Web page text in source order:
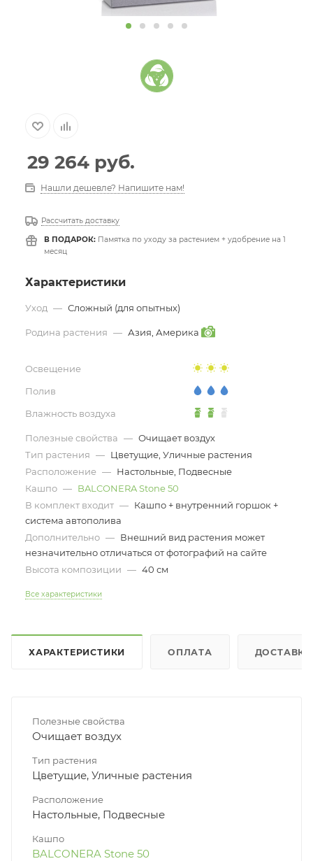
29 264 руб.
Нашли дешевле? Напишите нам!
Рассчитать доставку
В ПОДАРОК: Памятка по уходу за растением + удобрение на 1
месяц
Характеристики
Уход — Сложный (для опытных)
Родина растения — Азия, Америка
Освещение
Полив
Влажность воздуха
Полезные свойства — Очищает воздух
Тип растения — Цветущие, Уличные растения
Расположение — Настольные, Подвесные
Кашпо — BALCONERA Stone 50
В комплект входит — Кашпо + внутренний горшок +
система автополива
Дополнительно — Внешний вид растения может
незначительно отличаться от фотографий на сайте
Высота композиции — 40 см
Все характеристики
ХАРАКТЕРИСТИКИ ОПЛАТА ДОСТАВКА
Полезные свойства
Очищает воздух
Тип растения
Цветущие, Уличные растения
Расположение
Настольные, Подвесные
Кашпо
BALCONERA Stone 50